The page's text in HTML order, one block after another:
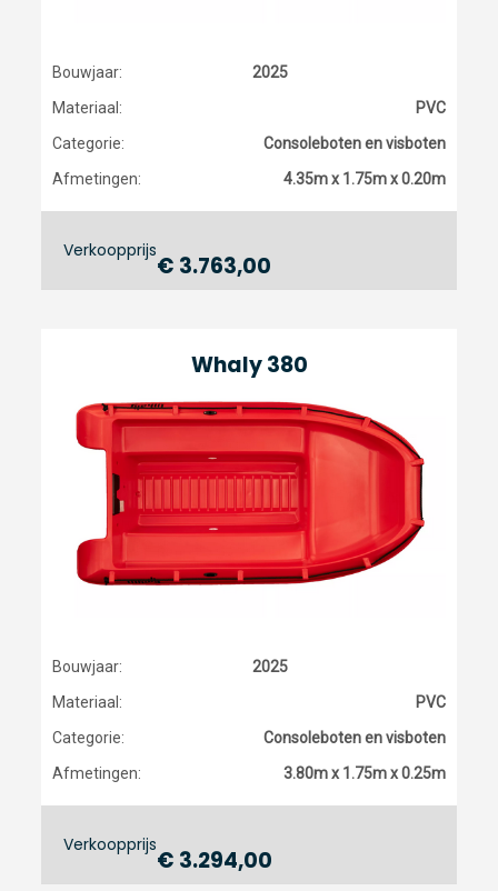
Bouwjaar:
2025
Materiaal:
PVC
Categorie:
Consoleboten en visboten
Afmetingen:
4.35m x 1.75m x 0.20m
Verkoopprijs
€ 3.763,00
Whaly 380
Bouwjaar:
2025
Materiaal:
PVC
Categorie:
Consoleboten en visboten
Afmetingen:
3.80m x 1.75m x 0.25m
Verkoopprijs
€ 3.294,00